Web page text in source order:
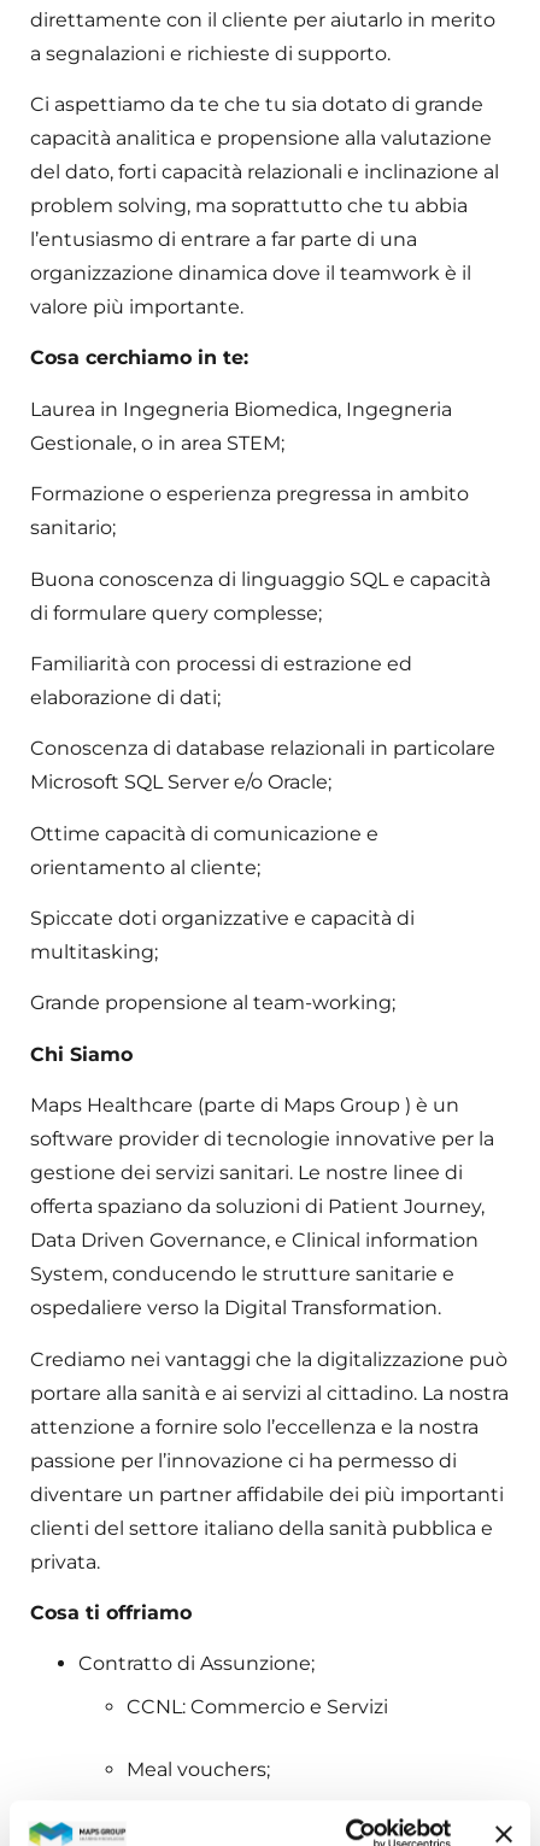
direttamente con il cliente per aiutarlo in merito
a segnalazioni e richieste di supporto.
Ci aspettiamo da te che tu sia dotato di grande
capacità analitica e propensione alla valutazione
del dato, forti capacità relazionali e inclinazione al
problem solving, ma soprattutto che tu abbia
l’entusiasmo di entrare a far parte di una
organizzazione dinamica dove il teamwork è il
valore più importante.
Cosa cerchiamo in te:
Laurea in Ingegneria Biomedica, Ingegneria
Gestionale, o in area STEM;
Formazione o esperienza pregressa in ambito
sanitario;
Buona conoscenza di linguaggio SQL e capacità
di formulare query complesse;
Familiarità con processi di estrazione ed
elaborazione di dati;
Conoscenza di database relazionali in particolare
Microsoft SQL Server e/o Oracle;
Ottime capacità di comunicazione e
orientamento al cliente;
Spiccate doti organizzative e capacità di
multitasking;
Grande propensione al team-working;
Chi Siamo
Maps Healthcare (parte di Maps Group ) è un
software provider di tecnologie innovative per la
gestione dei servizi sanitari. Le nostre linee di
offerta spaziano da soluzioni di Patient Journey,
Data Driven Governance, e Clinical information
System, conducendo le strutture sanitarie e
ospedaliere verso la Digital Transformation.
Crediamo nei vantaggi che la digitalizzazione può
portare alla sanità e ai servizi al cittadino. La nostra
attenzione a fornire solo l’eccellenza e la nostra
passione per l’innovazione ci ha permesso di
diventare un partner affidabile dei più importanti
clienti del settore italiano della sanità pubblica e
privata.
Cosa ti offriamo
Contratto di Assunzione;
CCNL: Commercio e Servizi
Meal vouchers;